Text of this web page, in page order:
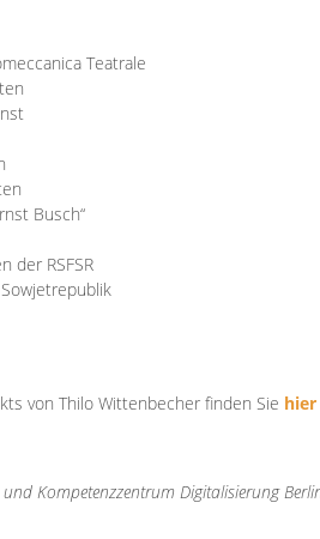
Teatrale
Busch“
der RSFSR
von Thilo Wittenbecher finden Sie hier
Kompetenzzentrum Digitalisierung